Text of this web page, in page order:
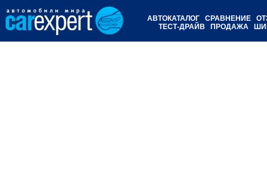
АВТОКАТАЛОГ СРАВНЕНИЕ
ТЕСТ-ДРАЙВ
ПРОДАЖА